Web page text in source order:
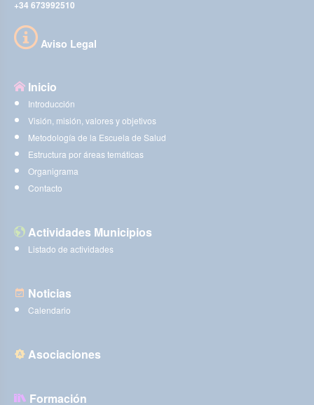
+34 673992510
Aviso Legal
Inicio
Introducción
Visión, misión, valores y objetivos
Metodología de la Escuela de Salud
Estructura por áreas temáticas
Organigrama
Contacto
Actividades Municipios
Listado de actividades
Noticias
Calendario
Asociaciones
Formación